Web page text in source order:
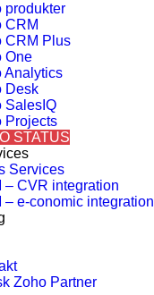
produkter
CRM
CRM Plus
One
Analytics
Desk
SalesIQ
Projects
STATUS
Services
– CVR integration
– e-conomic integration
Zoho Partner